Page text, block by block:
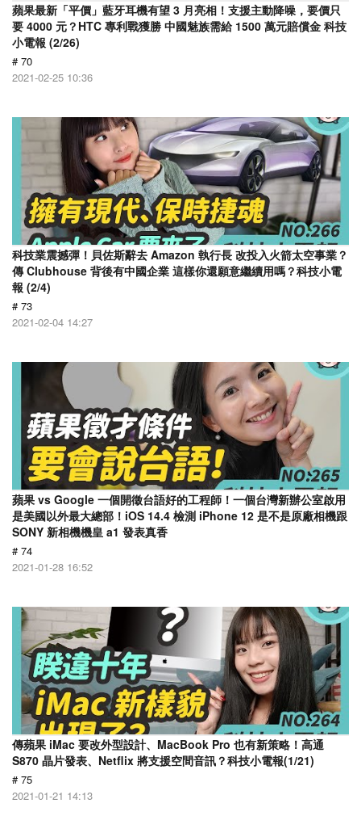
蘋果最新「平價」藍牙耳機有望 3 月亮相！支援主動降噪，要價只
要 4000 元？HTC 專利戰獲勝 中國魅族需給 1500 萬元賠償金 科技
小電報 (2/26)
# 70
2021-02-25 10:36
科技業震撼彈！貝佐斯辭去 Amazon 執行長 改投入火箭太空事業？
傳 Clubhouse 背後有中國企業 這樣你還願意繼續用嗎？科技小電
報 (2/4)
# 73
2021-02-04 14:27
蘋果 vs Google 一個開徵台語好的工程師！一個台灣新辦公室啟用
是美國以外最大總部！iOS 14.4 檢測 iPhone 12 是不是原廠相機跟
SONY 新相機機皇 a1 發表真香
# 74
2021-01-28 16:52
傳蘋果 iMac 要改外型設計、MacBook Pro 也有新策略！高通
S870 晶片發表、Netflix 將支援空間音訊？科技小電報(1/21)
# 75
2021-01-21 14:13